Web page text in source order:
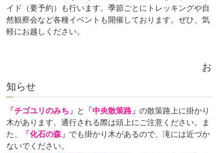
イド（要予約）も行います。季節ごとにトレッキングや自
然観察会など各種イベントも開催しております。ぜひ、気
軽にお越しください。
お
知らせ
「チゴユリのみち」 と 「中央散策路」の散策路上に掛かり
木があります。通行される際は頭上にご注意ください。ま
た、
「化石の森」 でも掛かり木があるので、滝には近づか
ないでください。